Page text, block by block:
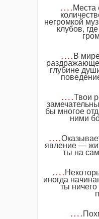
…. Места
негромкой
клубов,
…. В
глубине
….Твои
бы многое
ними
….
явление —
ты на
….
иногда
ты
….